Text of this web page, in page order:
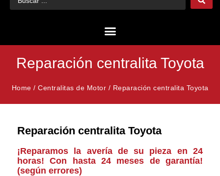
Reparación centralita Toyota
Home / Centralitas de Motor / Reparación centralita Toyota
Reparación centralita Toyota
¡Reparamos la avería de su pieza en 24
horas! Con hasta 24 meses de garantía!
(según errores)